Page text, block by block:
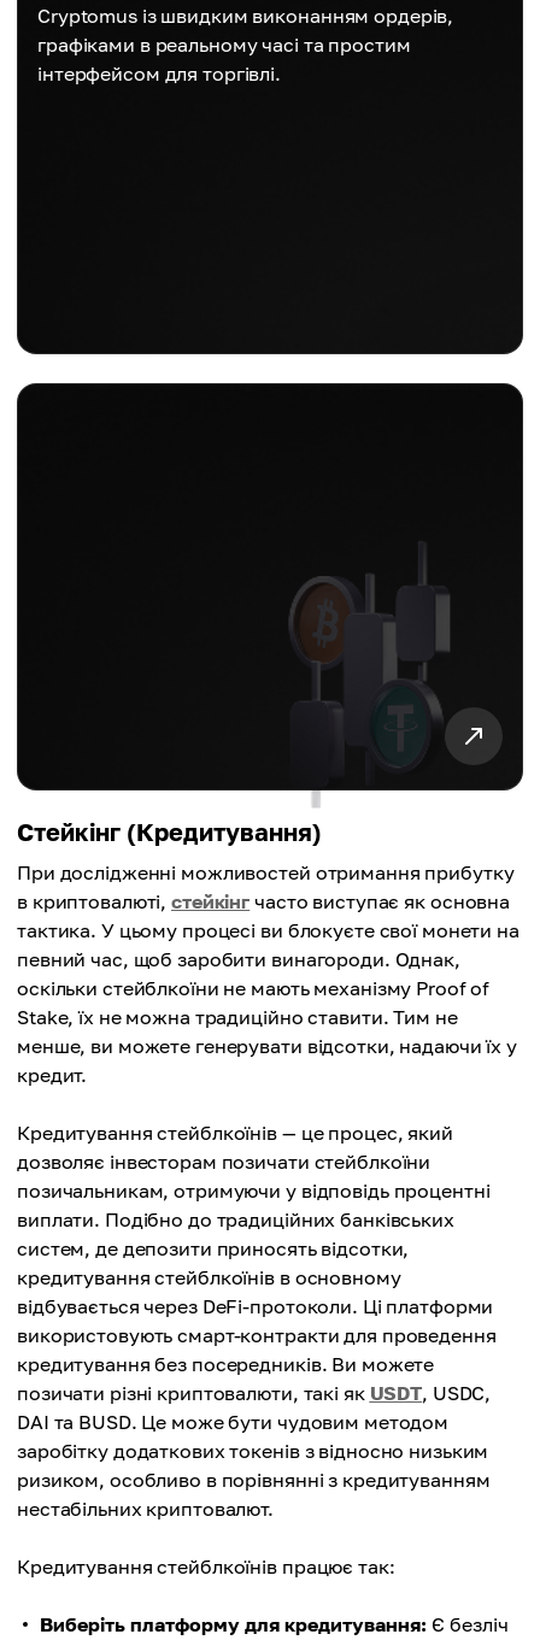
Cryptomus із швидким виконанням ордерів,
графіками в реальному часі та простим
інтерфейсом для торгівлі.
Стейкінг (Кредитування)
При дослідженні можливостей отримання прибутку
в криптовалюті,стейкінг часто виступає як основна
тактика. У цьому процесі ви блокуєте свої монети на
певний час, щоб заробити винагороди. Однак,
оскільки стейблкоїни не мають механізму Proof of
Stake, їх не можна традиційно ставити. Тим не
менше, ви можете генерувати відсотки, надаючи їх у
кредит.
Кредитування стейблкоїнів — це процес, який
дозволяє інвесторам позичати стейблкоїни
позичальникам, отримуючи у відповідь процентні
виплати. Подібно до традиційних банківських
систем, де депозити приносять відсотки,
кредитування стейблкоїнів в основному
відбувається через DeFi-протоколи. Ці платформи
використовують смарт-контракти для проведення
кредитування без посередників. Ви можете
позичати різні криптовалюти, такі як USDT, USDC,
DAI та BUSD. Це може бути чудовим методом
заробітку додаткових токенів з відносно низьким
ризиком, особливо в порівнянні з кредитуванням
нестабільних криптовалют.
Кредитування стейблкоїнів працює так:
Виберіть платформу для кредитування: Є безліч